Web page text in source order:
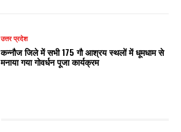
उत्तर प्रदेश
कन्नौज जिले में सभी 175 गौ आश्रय स्थलों में धूमधाम से
मनाया गया गोवर्धन पूजा कार्यक्रम